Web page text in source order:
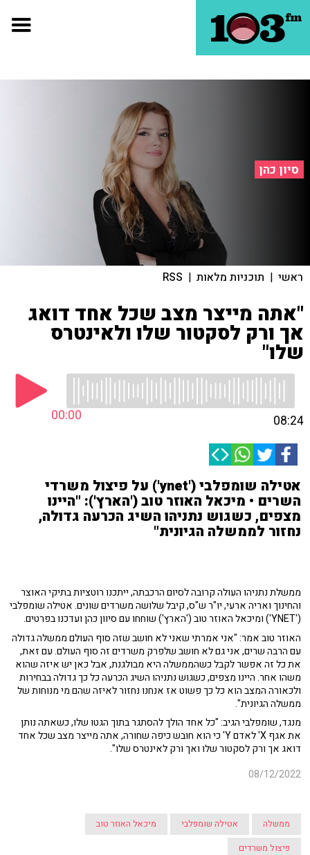
סיון כהן
ראשי | תוכניות מלאות |
RSS
"אתה מייצר מצב שכל אחד דואג
אך ורק לסקטור שלו ולאינטרס
שלו"
00:00 08:24
אטילה שומפלבי ('ynet') על פיצול משרדי
השרים • מיכאל האוזר טוב ('הארץ'): "היינו
מצפים, כשגוש נתניהו השיג הכרעה גדולה,
נחזור לממשלה הגיונית"
ממשלת נתניהו העולה קרובה לסיום הרכבתה, ייתכנו רוטציות בתיקי האוצר
והחינוך ואריה ארעי, יו"ר ש"ס, קיבל שלושה משרדים שונים. אטילה שומפלבי
('YNET') ומיכאל האוזר טוב ('הארץ') שוחחו עם סיוון כהן ועדכנו בפרטים.
האוזר טוב אמר: "אני אמרתי שאני לא חושב שזה סוף העולם ממשלה גדולה
עם הרבה שרים, אני גם לא חושב שלפרק משרדים זה סוף העולם. עם זאת,
את כל זה אפשר לקבל כשהממשלה היא מבולגנת, אבל כאן יש איזה שהוא
משהו אחר. היינו מצפים, כשגוש נתניהו השיג הכרעה כל כך גדולה בבחירות
ולכאורה המצב הוא כל כך פשוט אז אנחנו נחזור לאיזה שהם מי מנוחות של
ממשלה הגיונית".
מנגד, שומפלבי הגיב: "כל אחד הולך להסתגר בתוך הגטו שלו, כשאתה נותן
את אגף X' לאדם Y' כי הוא חובש כיפה שחורה, אתה מייצר מצב שכל אחד
דואג אך ורק לסקטור שלו ואך ורק לאינטרס שלו".
08/12/2022
ממשלה אטילה שומפלבי
מיכאל האוזר טוב
פיצול משרדים